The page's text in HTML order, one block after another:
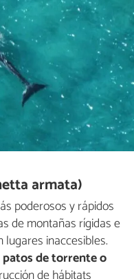
armata)
poderosos y rápidos
de montañas rígidas e
lugares inaccesibles.
de torrente o